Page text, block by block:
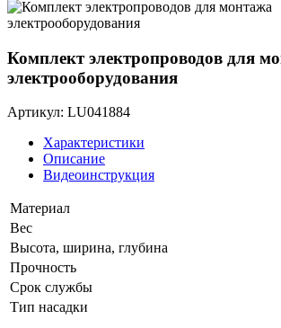
Комплект электропроводов для
электрооборудования
Артикул: LU041884
Характеристики
Описание
Видеоинструкция
Материал
Вес
Высота, ширина, глубина
Прочность
Срок службы
Тип насадки